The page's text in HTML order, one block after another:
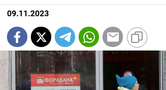
09.11.2023